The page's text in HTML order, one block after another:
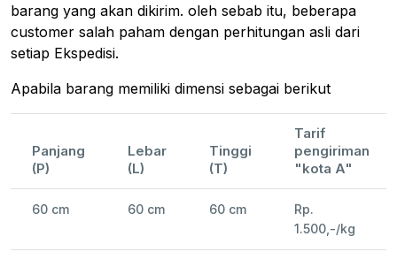
barang yang akan dikirim. oleh sebab itu, beberapa
customer salah paham dengan perhitungan asli dari
setiap Ekspedisi.
Apabila barang memiliki dimensi sebagai berikut
Panjang
(P)
Lebar
(L)
Tinggi
(T)
Tarif
pengiriman
"kota A"
60 cm 60 cm 60 cm
Rp.
1.500,-/kg